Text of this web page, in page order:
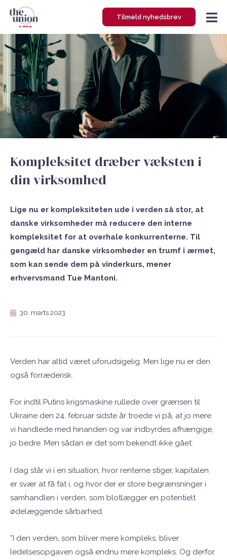
Tilmeld nyhedsbrev
Kompleksitet dræber væksten i
din virksomhed
Lige nu er kompleksiteten ude i verden så stor, at
danske virksomheder må reducere den interne
kompleksitet for at overhale konkurrenterne. Til
gengæld har danske virksomheder en trumf i ærmet,
som kan sende dem på vinderkurs, mener
erhvervsmand Tue Mantoni.
30. marts 2023
Verden har altid været uforudsigelig. Men lige nu er den
også forræderisk.
For indtil Putins krigsmaskine rullede over grænsen til
Ukraine den 24. februar sidste år troede vi på, at jo mere
vi handlede med hinanden og var indbyrdes afhængige,
jo bedre. Men sådan er det som bekendt ikke gået.
I dag står vi i en situation, hvor renterne stiger, kapitalen
er svær at få fat i, og hvor der er store begrænsninger i
samhandlen i verden, som blotlægger en potentielt
ødelæggende sårbarhed.
”I den verden, som bliver mere kompleks, bliver
ledelsesopgaven også endnu mere kompleks. Og derfor